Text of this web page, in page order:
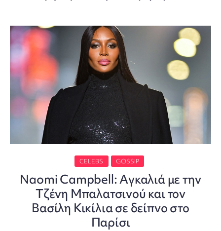
CELEBS GOSSIP
Naomi Campbell: Aγκαλιά με την
Τζένη Μπαλατσινού και τον
Βασίλη Κικίλια σε δείπνο στο
Παρίσι